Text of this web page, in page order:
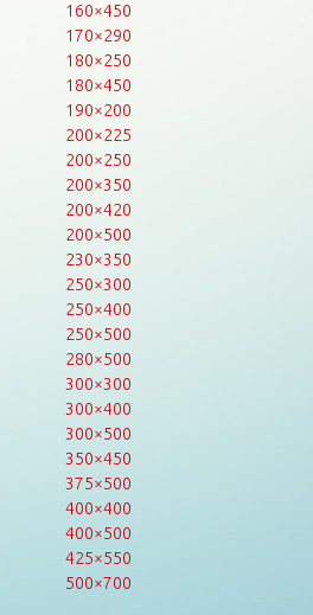
160×450
170×290
180×250
180×450
190×200
200×225
200×250
200×350
200×420
200×500
230×350
250×300
250×400
250×500
280×500
300×300
300×400
300×500
350×450
375×500
400×400
400×500
425×550
500×700